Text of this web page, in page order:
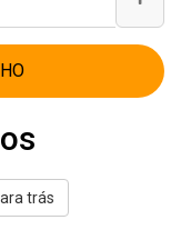
trás